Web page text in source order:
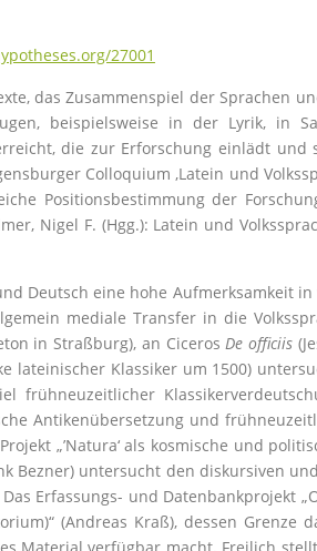
27001
das Zusammenspiel der Sprachen
beispielsweise in der Lyrik, in
die zur Erforschung einlädt
Colloquium ‚Latein und
Positionsbestimmung der
Nigel F. (Hgg.): Latein und
Deutsch eine hohe Aufmerksamkeit
mediale Transfer in die
in Straßburg), an CicerosDe officiis
lateinischer Klassiker um 1500)
frühneuzeitlicher
Antikenübersetzung und
„’Natura‘ als kosmische und
Bezner) untersucht den diskursiven
Erfassungs- und Datenbankprojekt
(Andreas Kraß), dessen Grenze